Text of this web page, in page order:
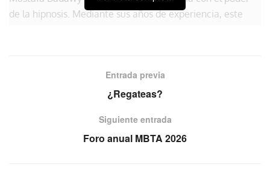
de la hipnosis. Mediante sus años de experiencia, este
Entrada previa
¿Regateas?
Siguiente entrada
Foro anual MBTA 2026